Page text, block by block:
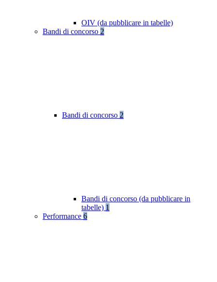
OIV (da pubblicare in tabelle)
Bandi di concorso 2
Bandi di concorso 2
Bandi di concorso (da pubblicare in
tabelle) 1
Performance 6